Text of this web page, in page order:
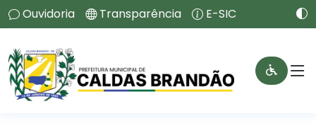
Ouvidoria Transparência E-SIC